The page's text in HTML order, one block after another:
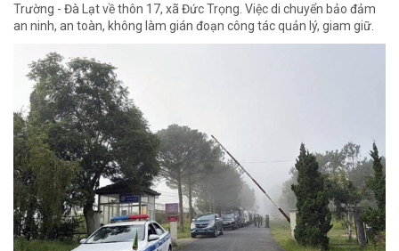
Trường - Đà Lạt về thôn 17, xã Đức Trọng. Việc di chuyển bảo đảm
an ninh, an toàn, không làm gián đoạn công tác quản lý, giam giữ.